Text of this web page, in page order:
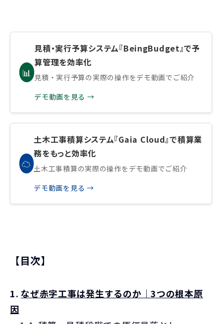
📊
見積・実行予算システム『BeingBudget』で予
算管理を効率化
見積・実行予算の実際の操作をデモ動画でご紹介
デモ動画を見る →
☁️
土木工事積算システム『Gaia Cloud』で積算業
務をもっと効率化
土木工事積算の実際の操作をデモ動画でご紹介
デモ動画を見る →
【目次】
1. なぜ赤字工事は発生するのか｜3つの根本原
因